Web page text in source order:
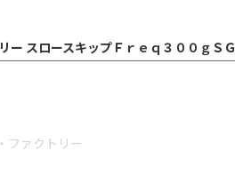
ー スロースキップＦｒｅｑ３００ｇＳ
ファクトリー